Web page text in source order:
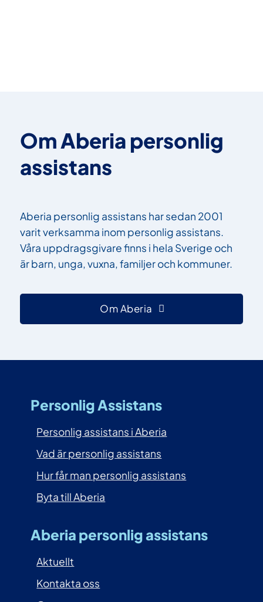
Om Aberia personlig
assistans
Aberia personlig assistans har sedan 2001
varit verksamma inom personlig assistans.
Våra uppdragsgivare finns i hela Sverige och
är barn, unga, vuxna, familjer och kommuner.
Om Aberia
Personlig Assistans
Personlig assistans i Aberia
Vad är personlig assistans
Hur får man personlig assistans
Byta till Aberia
Aberia personlig assistans
Aktuellt
Kontakta oss